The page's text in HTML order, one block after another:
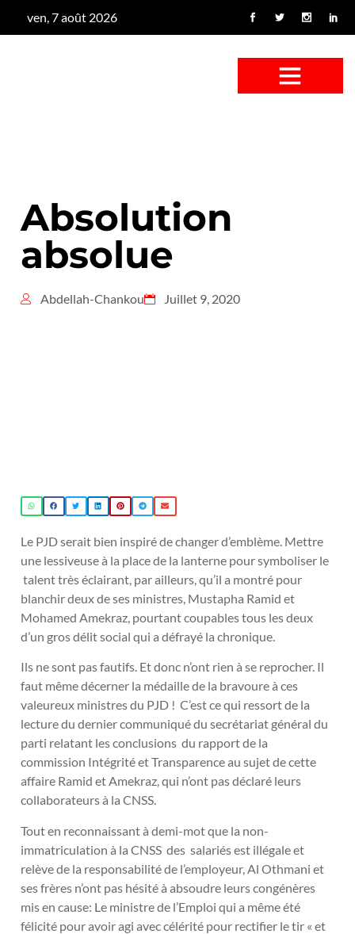
ven, 7 août 2026
Absolution
absolue
Abdellah-Chankou Juillet 9, 2020
Le PJD serait bien inspiré de changer d’emblème. Mettre
une lessiveuse à la place de la lanterne pour symboliser le
talent très éclairant, par ailleurs, qu’il a montré pour
blanchir deux de ses ministres, Mustapha Ramid et
Mohamed Amekraz, pourtant coupables tous les deux
d’un gros délit social qui a défrayé la chronique.
Ils ne sont pas fautifs. Et donc n’ont rien à se reprocher. Il
faut même décerner la médaille de la bravoure à ces
valeureux ministres du PJD ! C’est ce qui ressort de la
lecture du dernier communiqué du secrétariat général du
parti relatant les conclusions du rapport de la
commission Intégrité et Transparence au sujet de cette
affaire Ramid et Amekraz, qui n’ont pas déclaré leurs
collaborateurs à la CNSS.
Tout en reconnaissant à demi-mot que la non-
immatriculation à la CNSS des salariés est illégale et
relève de la responsabilité de l’employeur, Al Othmani et
ses frères n’ont pas hésité à absoudre leurs congénères
mis en cause: Le ministre de l’Emploi qui a même été
félicité pour avoir agi avec célérité pour rectifier le tir « et